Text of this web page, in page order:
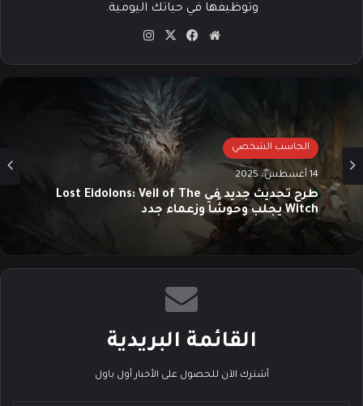
وتوظيفها في حياتك اليومية.
موق
الوي
ب
في
وك
‫X
الحاسب الشخصي
14 أغسطس، 2025
طرح تحديث جديد في Lost Eidolons: Veil of The
Witch يجلب وحوشًا وزعماء جدد
القائمة البريدية
أشترك الآن للحصول على الأخبار أول باول